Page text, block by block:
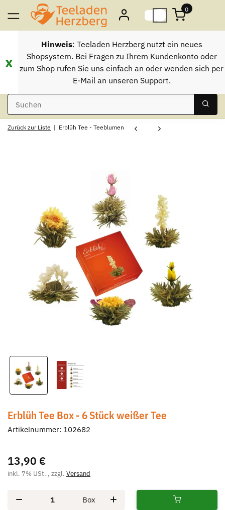
0
x
Hinweis: Teeladen Herzberg nutzt ein neues
Shopsystem. Bei Fragen zu Ihrem Kundenkonto oder
zum Shop rufen Sie uns einfach an oder wenden sich per
E-Mail an unseren Support.
Zurück zur Liste Erblüh Tee - Teeblumen
Erblüh Tee Box - 6 Stück weißer Tee
Artikelnummer: 102682
13,90 €
inkl. 7% USt. , zzgl. Versand
Box